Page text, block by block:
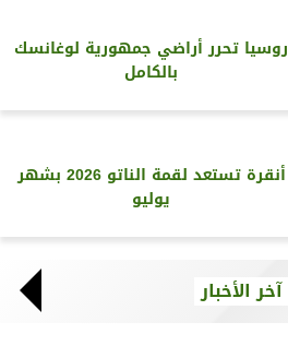
روسيا تحرر أراضي جمهورية لوغانسك
بالكامل
أنقرة تستعد لقمة الناتو 2026 بشهر
يوليو
آخر الأخبار